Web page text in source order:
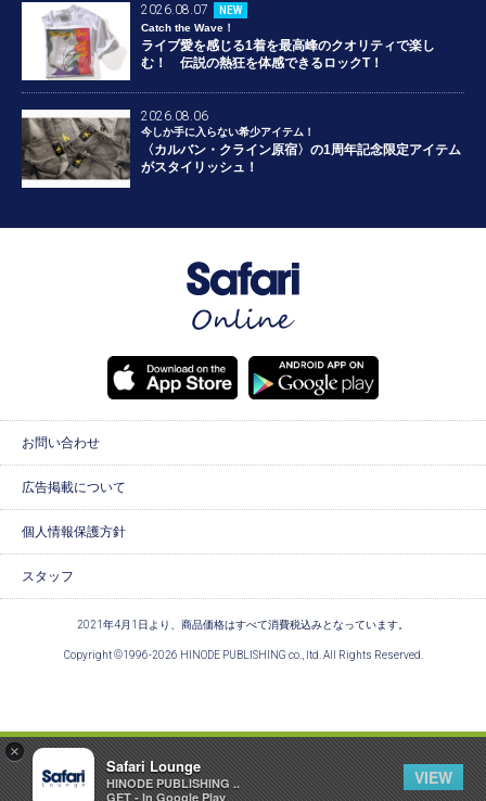
×
Safari Lounge
HINODE PUBLISHING ..
GET - In Google Play
VIEW
2026.08.07
NEW
Catch the Wave！
ライブ愛を感じる1着を最高峰のクオリティで楽し
む！ 伝説の熱狂を体感できるロックT！
2026.08.06
今しか手に入らない希少アイテム！
〈カルバン・クライン原宿〉の1周年記念限定アイテム
がスタイリッシュ！
お問い合わせ
広告掲載について
個人情報保護方針
スタッフ
2021年4月1日より、商品価格はすべて消費税込みとなっています。
Copyright ©1996-2026 HINODE PUBLISHING co., ltd. All Rights Reserved.